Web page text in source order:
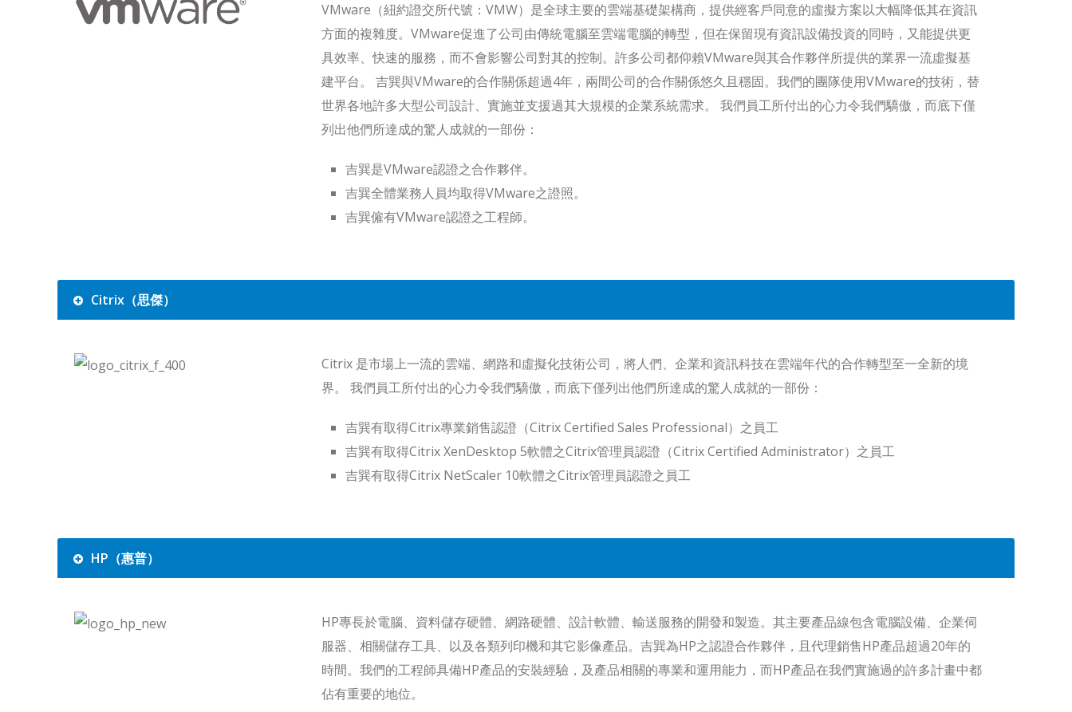
VMware（紐約證交所代號：VMW）是全球主要的雲端基礎架構商，提供經客戶同意的虛擬方案以大幅降低其在資訊
方面的複雜度。VMware促進了公司由傳統電腦至雲端電腦的轉型，但在保留現有資訊設備投資的同時，又能提供更
具效率、快速的服務，而不會影響公司對其的控制。許多公司都仰賴VMware與其合作夥伴所提供的業界一流虛擬基
建平台。 吉巽與VMware的合作關係超過4年，兩間公司的合作關係悠久且穩固。我們的團隊使用VMware的技術，替
世界各地許多大型公司設計、實施並支援過其大規模的企業系統需求。 我們員工所付出的心力令我們驕傲，而底下僅
列出他們所達成的驚人成就的一部份：
吉巽是VMware認證之合作夥伴。
吉巽全體業務人員均取得VMware之證照。
吉巽僱有VMware認證之工程師。
Citrix（思傑）
Citrix 是市場上一流的雲端、網路和虛擬化技術公司，將人們、企業和資訊科技在雲端年代的合作轉型至一全新的境
界。 我們員工所付出的心力令我們驕傲，而底下僅列出他們所達成的驚人成就的一部份：
吉巽有取得Citrix專業銷售認證（Citrix Certified Sales Professional）之員工
吉巽有取得Citrix XenDesktop 5軟體之Citrix管理員認證（Citrix Certified Administrator）之員工
吉巽有取得Citrix NetScaler 10軟體之Citrix管理員認證之員工
HP（惠普）
HP專長於電腦、資料儲存硬體、網路硬體、設計軟體、輸送服務的開發和製造。其主要產品線包含電腦設備、企業伺
服器、相關儲存工具、以及各類列印機和其它影像產品。吉巽為HP之認證合作夥伴，且代理銷售HP產品超過20年的
時間。我們的工程師具備HP產品的安裝經驗，及產品相關的專業和運用能力，而HP產品在我們實施過的許多計畫中都
佔有重要的地位。